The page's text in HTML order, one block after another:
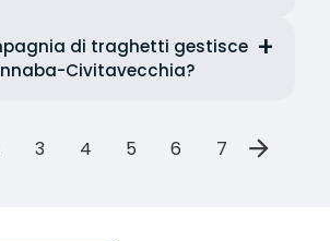
di traghetti gestisce
Civitavecchia?
3 4 5 6 7